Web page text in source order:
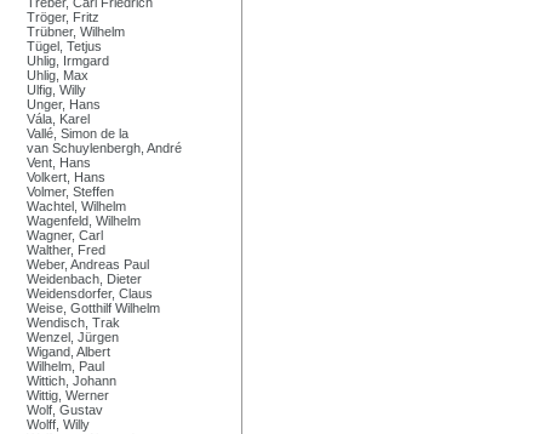
Tröger, Fritz
Trübner, Wilhelm
Tügel, Tetjus
Uhlig, Irmgard
Uhlig, Max
Ulfig, Willy
Unger, Hans
Vála, Karel
Vallé, Simon de la
van Schuylenbergh, André
Vent, Hans
Volkert, Hans
Volmer, Steffen
Wachtel, Wilhelm
Wagenfeld, Wilhelm
Wagner, Carl
Walther, Fred
Weber, Andreas Paul
Weidenbach, Dieter
Weidensdorfer, Claus
Weise, Gotthilf Wilhelm
Wendisch, Trak
Wenzel, Jürgen
Wigand, Albert
Wilhelm, Paul
Wittich, Johann
Wittig, Werner
Wolf, Gustav
Wolff, Willy